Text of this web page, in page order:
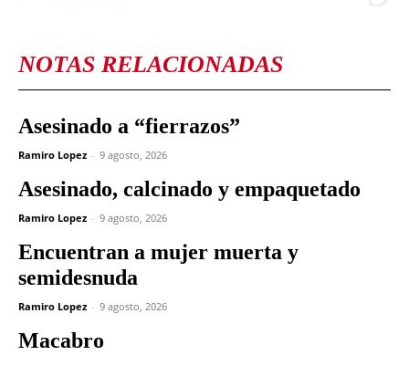
NOTAS RELACIONADAS
Asesinado a “fierrazos”
Ramiro Lopez - 9 agosto, 2026
Asesinado, calcinado y empaquetado
Ramiro Lopez - 9 agosto, 2026
Encuentran a mujer muerta y
semidesnuda
Ramiro Lopez - 9 agosto, 2026
Macabro